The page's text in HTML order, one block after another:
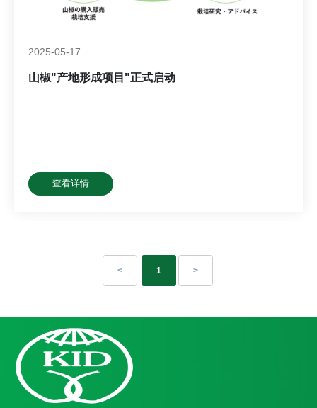
2025-05-17
山椒"产地形成项目"正式启动
查看详情
< 1 >